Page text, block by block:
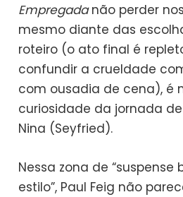
Empregadanão perder
mesmo diante das
roteiro (o ato final é
confundir a crueldade
com ousadia de cena), é
curiosidade da jornada
Nina (Seyfried).
Nessa zona de
estilo”, Paul Feig não